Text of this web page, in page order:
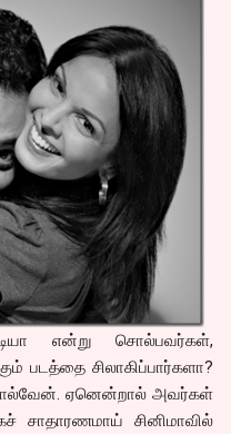
என்று சொல்பவர்கள்,
படத்தை சிலாகிப்பார்களா?
ஏனென்றால் அவர்கள்
சாதாரணமாய் சினிமாவில்